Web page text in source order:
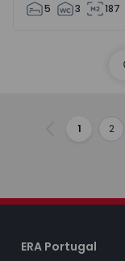
5 3 187
Anterior
1 2
ERA Portugal